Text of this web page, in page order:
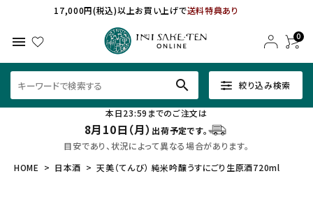
17,000円(税込)以上お買い上げで送料特典あり
menu 0
絞り込み検索
search
本日23:59までのご注文は
8月10日（月） 出荷予定です。
目安であり、状況によって異なる場合があります。
HOME
日本酒 天美（てんび） 純米吟醸うすにごり生原酒720ml